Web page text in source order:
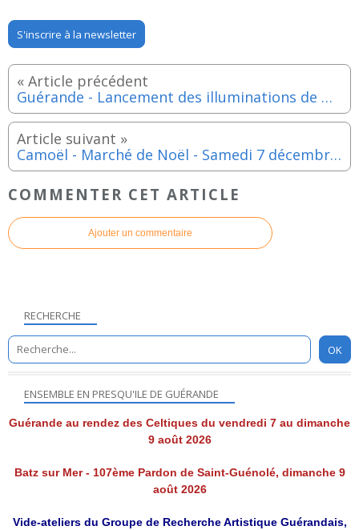
S'inscrire à la newsletter
Guérande - Lancement des illuminations de Noël avec les poupées géantes de la Compagnie Transe Express le samedi 7 décembre 2024
Camoël - Marché de Noël - Samedi 7 décembre 2024
COMMENTER CET ARTICLE
Ajouter un commentaire
RECHERCHE
ENSEMBLE EN PRESQU'ILE DE GUÉRANDE
Guérande au rendez des Celtiques du vendredi 7 au dimanche
9 août 2026
Batz sur Mer - 107ème Pardon de Saint-Guénolé, dimanche 9
août 2026
Vide-ateliers du Groupe de Recherche Artistique Guérandais,